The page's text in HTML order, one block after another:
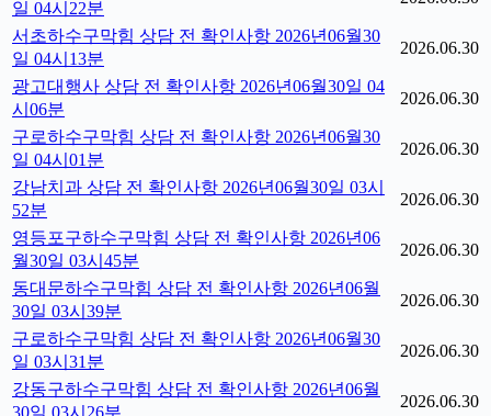
일 04시22분
서초하수구막힘 상담 전 확인사항 2026년06월30
일 04시13분
2026.06.30
광고대행사 상담 전 확인사항 2026년06월30일 04
시06분
2026.06.30
구로하수구막힘 상담 전 확인사항 2026년06월30
일 04시01분
2026.06.30
강남치과 상담 전 확인사항 2026년06월30일 03시
52분
2026.06.30
영등포구하수구막힘 상담 전 확인사항 2026년06
월30일 03시45분
2026.06.30
동대문하수구막힘 상담 전 확인사항 2026년06월
30일 03시39분
2026.06.30
구로하수구막힘 상담 전 확인사항 2026년06월30
일 03시31분
2026.06.30
강동구하수구막힘 상담 전 확인사항 2026년06월
30일 03시26분
2026.06.30